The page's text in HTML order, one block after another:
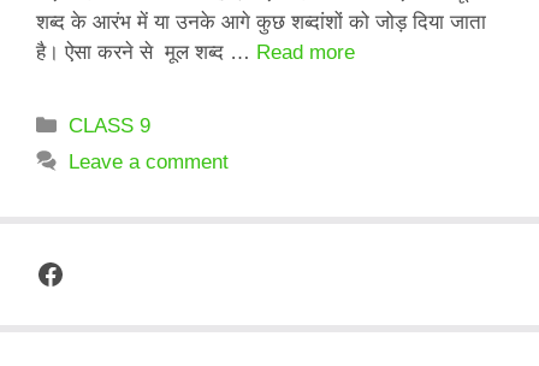
शब्द के आरंभ में या उनके आगे कुछ शब्दांशों को जोड़ दिया जाता
है। ऐसा करने से मूल शब्द … Read more
Categories
CLASS 9
Leave a comment
Facebook